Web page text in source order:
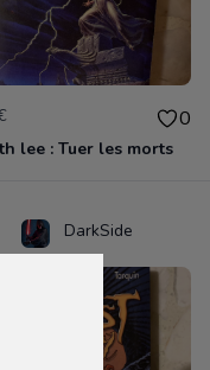
0
lee : Tuer les morts
DarkSide